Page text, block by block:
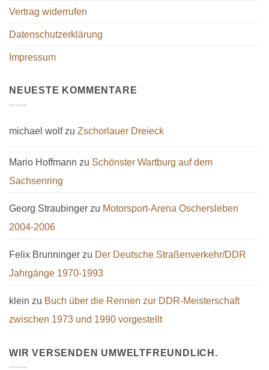
Vertrag widerrufen
Datenschutzerklärung
Impressum
NEUESTE KOMMENTARE
michael wolfzu Zschorlauer Dreieck
Mario Hoffmann zu Schönster Wartburg auf dem
Sachsenring
Georg Straubinger zu Motorsport-Arena Oschersleben
2004-2006
Felix Brunninger zu Der Deutsche Straßenverkehr/DDR
Jahrgänge 1970-1993
klein zu Buch über die Rennen zur DDR-Meisterschaft
zwischen 1973 und 1990 vorgestellt
WIR VERSENDEN UMWELTFREUNDLICH.